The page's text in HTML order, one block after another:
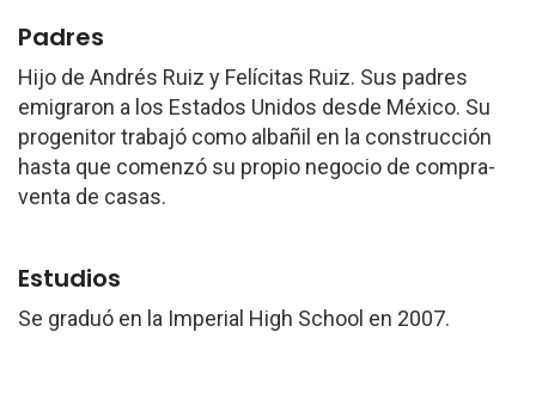
Padres
Hijo de Andrés Ruiz y Felícitas Ruiz. Sus padres
emigraron a los Estados Unidos desde México. Su
progenitor trabajó como albañil en la construcción
hasta que comenzó su propio negocio de compra-
venta de casas.
Estudios
Se graduó en la Imperial High School en 2007.